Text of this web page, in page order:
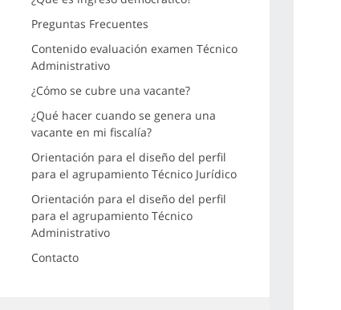
Preguntas Frecuentes
Contenido evaluación examen Técnico
Administrativo
¿Cómo se cubre una vacante?
¿Qué hacer cuando se genera una
vacante en mi fiscalía?
Orientación para el diseño del perfil
para el agrupamiento Técnico Jurídico
Orientación para el diseño del perfil
para el agrupamiento Técnico
Administrativo
Contacto